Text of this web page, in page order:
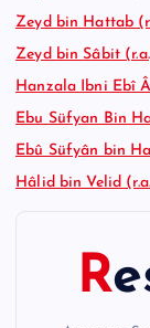
Zeyd bin Hattab
Zeyd bin Sâbit
Hanzala Ibni Ebî
Ebu Süfyan Bin
Ebû Süfyân bin
Hâlid bin Velid